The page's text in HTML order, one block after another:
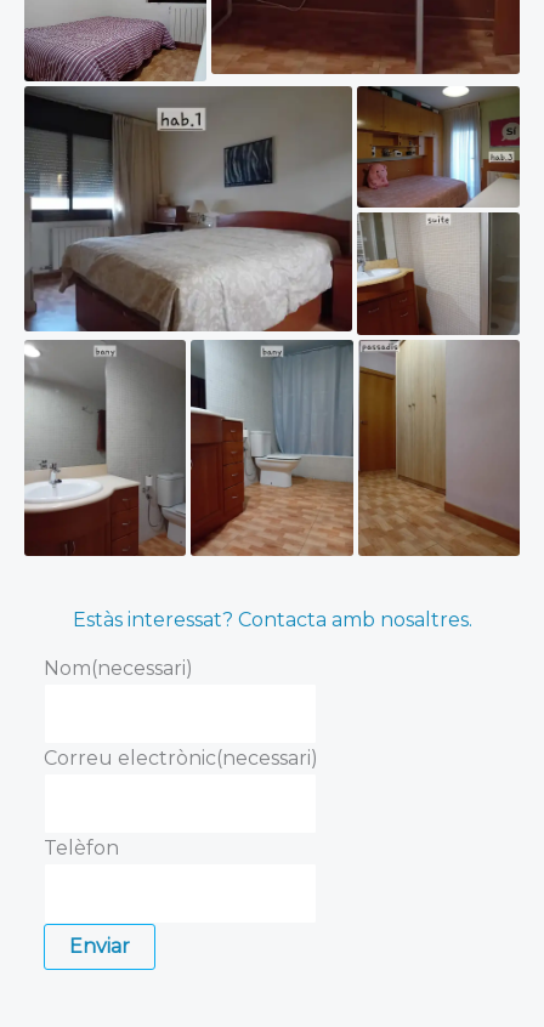
Estàs interessat? Contacta amb nosaltres.
Nom(necessari)
Correu electrònic(necessari)
Telèfon
Enviar